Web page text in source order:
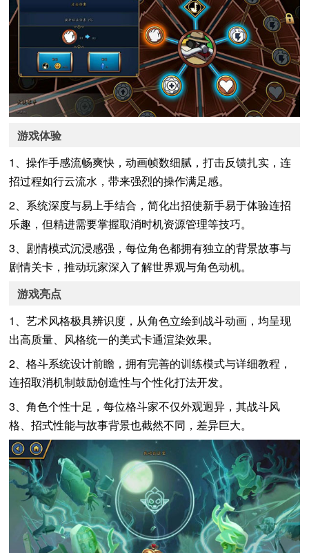
游戏体验
1、操作手感流畅爽快，动画帧数细腻，打击反馈扎实，连
招过程如行云流水，带来强烈的操作满足感。
2、系统深度与易上手结合，简化出招使新手易于体验连招
乐趣，但精进需要掌握取消时机资源管理等技巧。
3、剧情模式沉浸感强，每位角色都拥有独立的背景故事与
剧情关卡，推动玩家深入了解世界观与角色动机。
游戏亮点
1、艺术风格极具辨识度，从角色立绘到战斗动画，均呈现
出高质量、风格统一的美式卡通渲染效果。
2、格斗系统设计前瞻，拥有完善的训练模式与详细教程，
连招取消机制鼓励创造性与个性化打法开发。
3、角色个性十足，每位格斗家不仅外观迥异，其战斗风
格、招式性能与故事背景也截然不同，差异巨大。